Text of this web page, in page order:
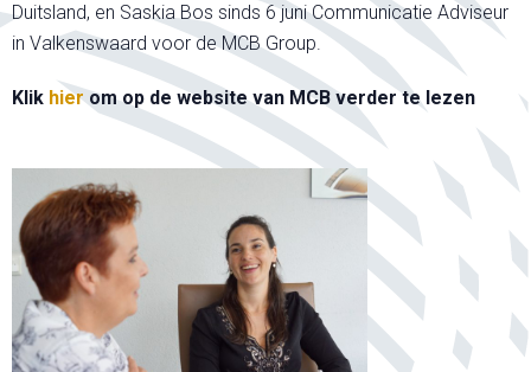
Duitsland, en Saskia Bos sinds 6 juni Communicatie Adviseur
in Valkenswaard voor de MCB Group.
Klik hierom op de website van MCB verder te lezen